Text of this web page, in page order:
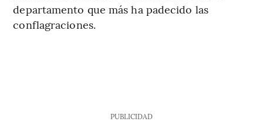
departamento que más ha padecido las
conflagraciones.
PUBLICIDAD